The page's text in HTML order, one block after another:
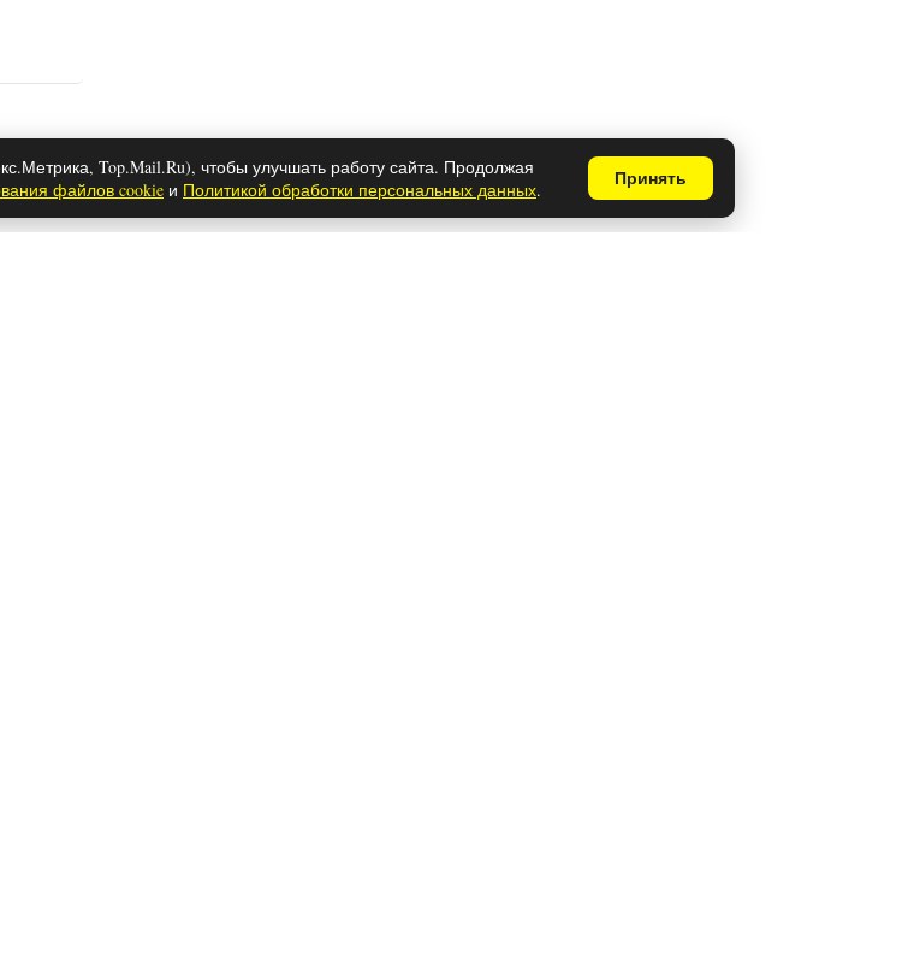
Top.Mail.Ru), чтобы улучшать работу сайта. Продолжая
файлов cookie и Политикой обработки персональных данных. Принять